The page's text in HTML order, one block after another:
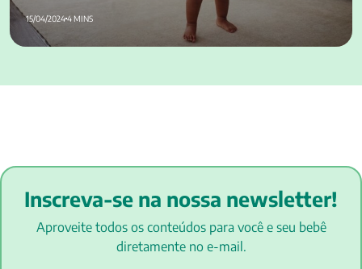
15/04/20244 MINS
Inscreva-se na nossa newsletter!
Aproveite todos os conteúdos para você e seu bebê
diretamente no e-mail.